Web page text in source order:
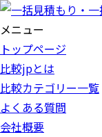
メニュー
トップページ
比較jpとは
比較カテゴリー一覧
よくある質問
会社概要